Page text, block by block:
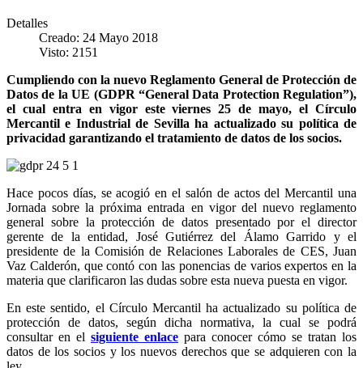
Detalles
Creado: 24 Mayo 2018
Visto: 2151
Cumpliendo con la nuevo Reglamento General de Protección de
Datos de la UE (GDPR “General Data Protection Regulation”),
el cual entra en vigor este viernes 25 de mayo, el Círculo
Mercantil e Industrial de Sevilla ha actualizado su política de
privacidad garantizando el tratamiento de datos de los socios.
Hace pocos días, se acogió en el salón de actos del Mercantil una
Jornada sobre la próxima entrada en vigor del nuevo reglamento
general sobre la protección de datos presentado por el director
gerente de la entidad, José Gutiérrez del Álamo Garrido y el
presidente de la Comisión de Relaciones Laborales de CES, Juan
Vaz Calderón, que contó con las ponencias de varios expertos en la
materia que clarificaron las dudas sobre esta nueva puesta en vigor.
En este sentido, el Círculo Mercantil ha actualizado su política de
protección de datos, según dicha normativa, la cual se podrá
consultar en el siguiente enlace para conocer cómo se tratan los
datos de los socios y los nuevos derechos que se adquieren con la